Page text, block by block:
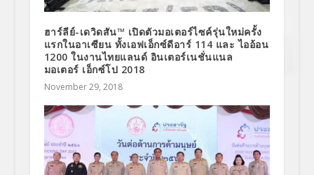
ฮาร์ลีย์-เดวิดสัน™ เปิดตัวมอเตอร์ไซค์รุ่นใหม่ครั้ง
แรกในอาเซียน ทั้งเอฟเอ็กซ์ดีอาร์ 114 และ ไออ้อน
1200 ในงานไทยแลนด์ อินเตอร์เนชั่นแนล
มอเตอร์ เอ็กซ์โป 2018
November 29, 2018